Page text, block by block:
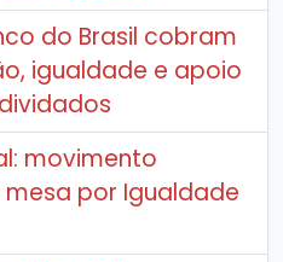
do Brasil cobram
igualdade e apoio
movimento
por Igualdade